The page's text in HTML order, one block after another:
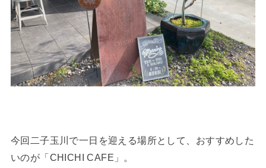
今回二子玉川で一日を迎える場所として、おすすめした
いのが「CHICHI CAFE」。